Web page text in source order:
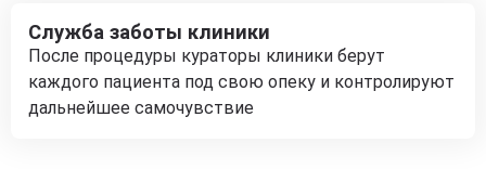
Служба заботы клиники
После процедуры кураторы клиники берут
каждого пациента под свою опеку и контролируют
дальнейшее самочувствие